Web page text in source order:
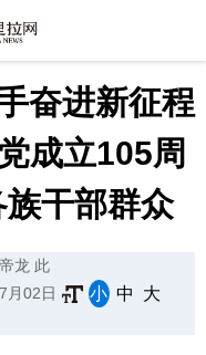
奋进新征程
成立105周
干部群众
龙 此
月02日
小 中 大